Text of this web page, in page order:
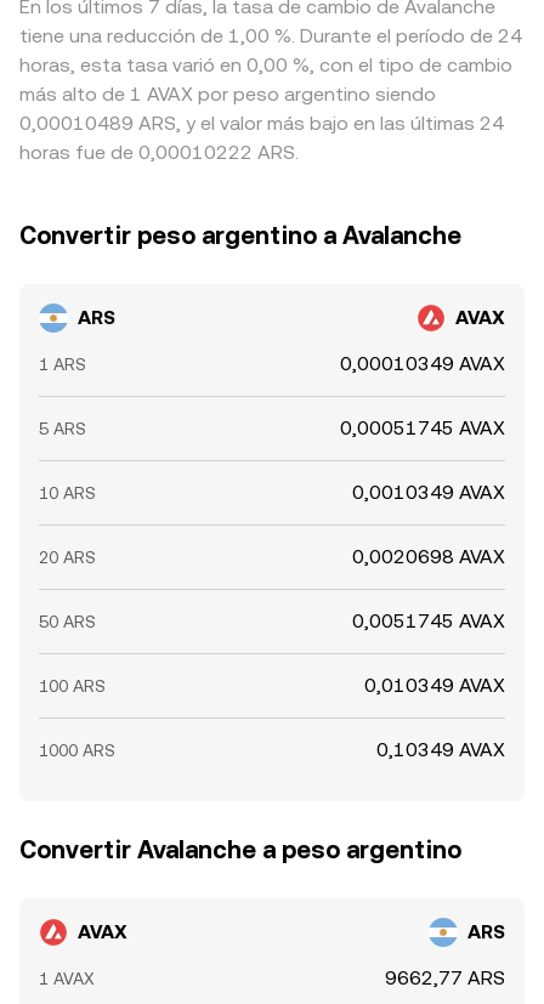
En los últimos 7 días, la tasa de cambio de Avalanche
tiene una reducción de 1,00 %. Durante el período de 24
horas, esta tasa varió en 0,00 %, con el tipo de cambio
más alto de 1 AVAX por peso argentino siendo
0,00010489 ARS, y el valor más bajo en las últimas 24
horas fue de 0,00010222 ARS.
Convertir peso argentino a Avalanche
ARS AVAX
1 ARS 0,00010349 AVAX
5 ARS 0,00051745 AVAX
10 ARS 0,0010349 AVAX
20 ARS 0,0020698 AVAX
50 ARS 0,0051745 AVAX
100 ARS 0,010349 AVAX
1000 ARS 0,10349 AVAX
Convertir Avalanche a peso argentino
AVAX ARS
1 AVAX 9662,77 ARS